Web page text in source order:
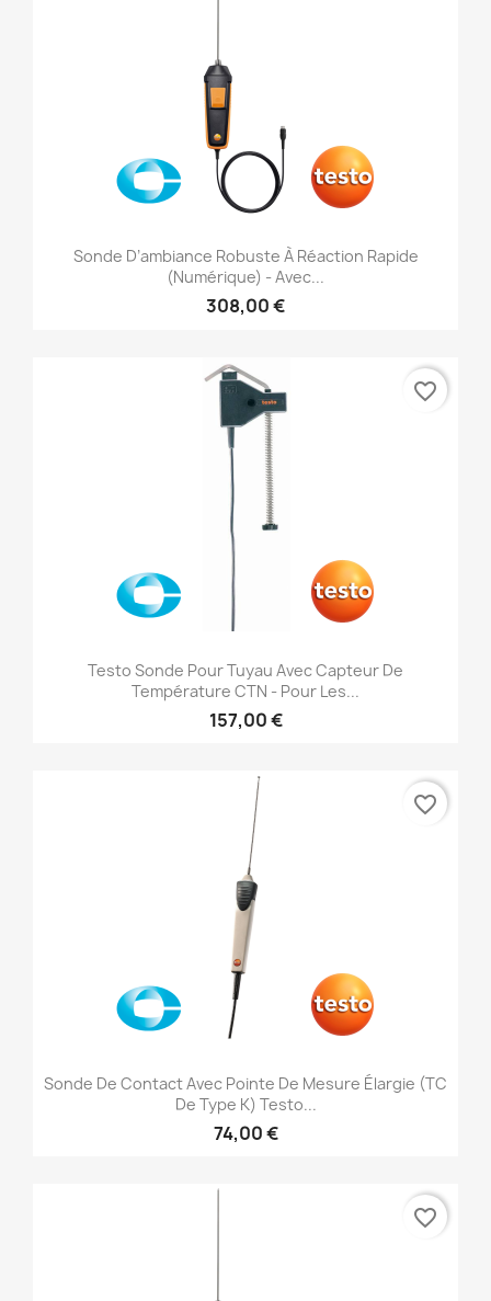
Sonde D’ambiance Robuste À Réaction Rapide
(numérique) - Avec...
308,00 €
Testo Sonde Pour Tuyau Avec Capteur De
Température CTN - Pour Les...
157,00 €
favorite_border
Sonde De Contact Avec Pointe De Mesure Élargie (TC
De Type K) Testo...
74,00 €
favorite_border
favorite_border